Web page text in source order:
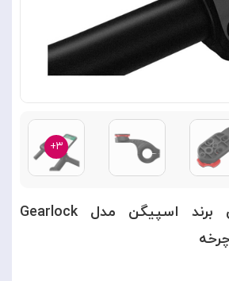
۳+
نگهدارنده گوشی برند اسپیگن مدل Gearlock